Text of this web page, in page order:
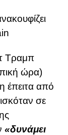
Τραμπ
ώρα)
έπειτα από
σε
«δυνάμει